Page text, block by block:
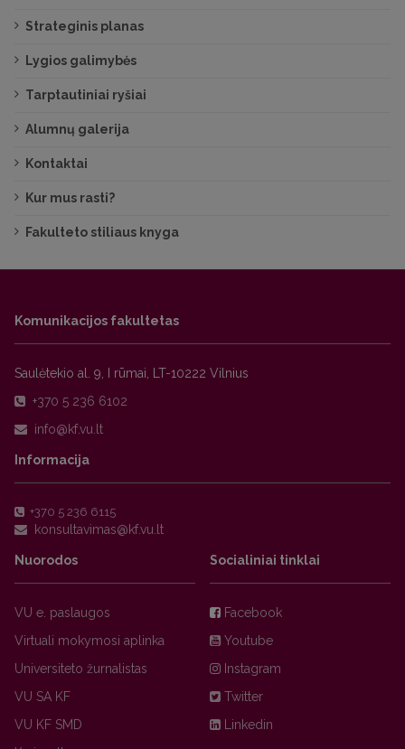
Strateginis planas
Lygios galimybės
Tarptautiniai ryšiai
Alumnų galerija
Kontaktai
Kur mus rasti?
Fakulteto stiliaus knyga
Komunikacijos fakultetas
Saulėtekio al. 9, I rūmai, LT-10222 Vilnius
+370 5 236 6102
Informacija
+370 5 236 6115
Nuorodos
VU e. paslaugos
Virtuali mokymosi aplinka
Universiteto žurnalistas
VU SA KF
VU KF SMD
Socialiniai tinklai
Facebook
Youtube
Instagram
Twitter
Linkedin